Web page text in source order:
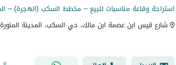
شارع قيس ابن عصمة ابن مالك، حي السكب، المدينة المنورة